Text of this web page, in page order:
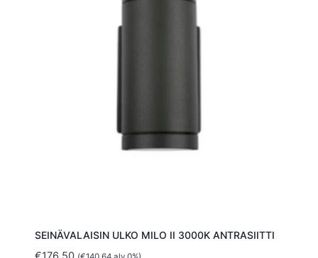
SEINÄVALAISIN ULKO MILO II 3000K ANTRASIITTI